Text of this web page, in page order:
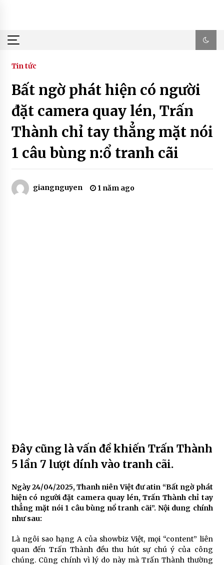
Tin tức
Bất ngờ phát hiện có người
đặt camera quay lén, Trấn
Thành chỉ tay thẳng mặt nói
1 câu bùng n:ổ tranh cãi
giangnguyen 1 năm ago
Đây cũng là vấn đề khiến Trấn Thành
5 lần 7 lượt dính vào tranh cãi.
Ngày 24/04/2025, Thanh niên Việt đư atin “Bất ngờ phát
hiện có người đặt camera quay lén, Trấn Thành chỉ tay
thẳng mặt nói 1 câu bùng nổ tranh cãi”. Nội dung chính
như sau:
Là ngôi sao hạng A của showbiz Việt, mọi “content” liên
quan đến Trấn Thành đều thu hút sự chú ý của công
chúng. Cũng chính vì lý do này mà Trấn Thành thường